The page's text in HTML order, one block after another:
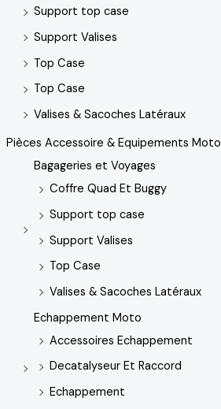
Support top case
Support Valises
Top Case
Top Case
Valises & Sacoches Latéraux
Pièces Accessoire & Equipements Moto
Bagageries et Voyages
Coffre Quad Et Buggy
Support top case
Support Valises
Top Case
Valises & Sacoches Latéraux
Echappement Moto
Accessoires Echappement
Decatalyseur Et Raccord
Echappement